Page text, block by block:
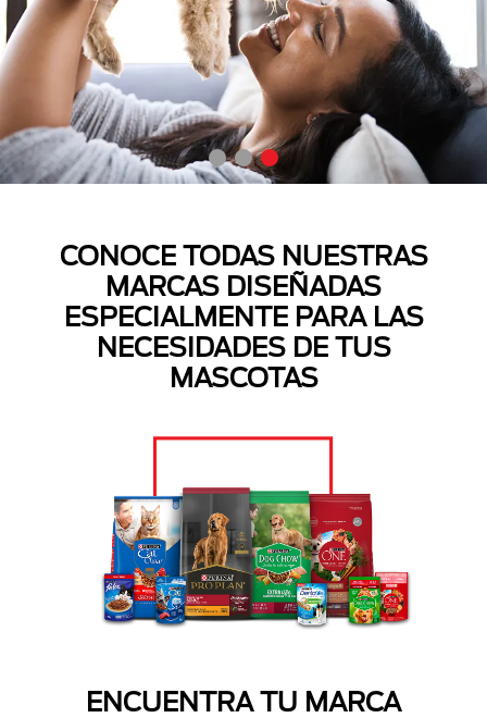
CONOCE TODAS NUESTRAS
MARCAS DISEÑADAS
ESPECIALMENTE PARA LAS
NECESIDADES DE TUS
MASCOTAS
ENCUENTRA TU MARCA